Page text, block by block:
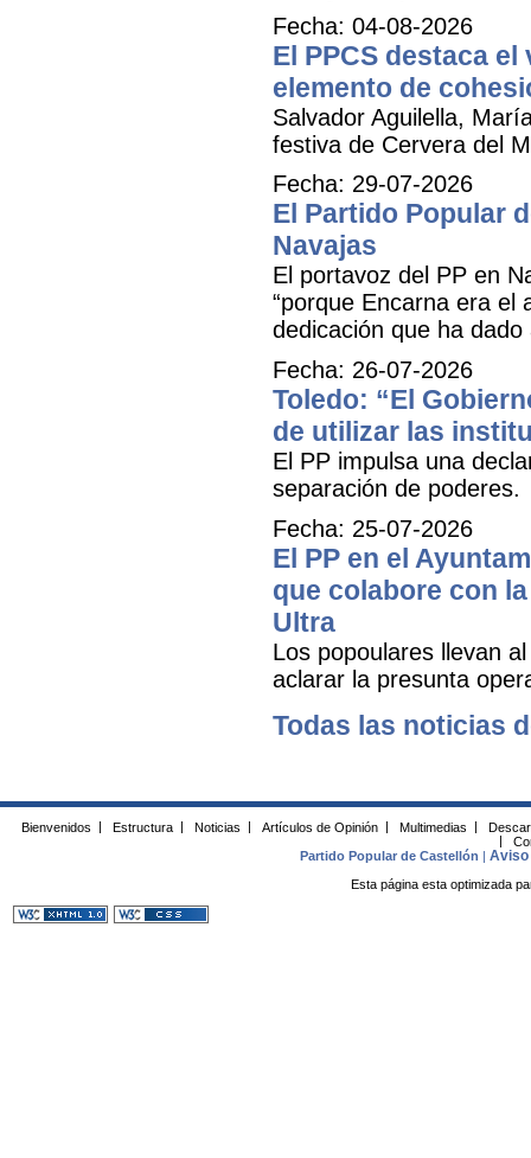
Fecha: 04-08-2026
El PPCS destaca
elemento de
Salvador Aguilella,
festiva de Cervera del
Fecha: 29-07-2026
El Partido Popular
Navajas
El portavoz del PP en
“porque Encarna era el
dedicación que ha
Fecha: 26-07-2026
Toledo: “El
de utilizar las
El PP impulsa una
separación de poderes.
Fecha: 25-07-2026
El PP en el
que colabore con
Ultra
Los popoulares llevan
aclarar la presunta
Todas las noticias
Bienvenidos Estructura Noticias Artículos de Opinión Multimedias
Partido Popular de Castellón
|Aviso
Esta página esta optimizada